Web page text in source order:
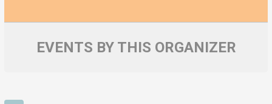
EVENTS BY THIS ORGANIZER